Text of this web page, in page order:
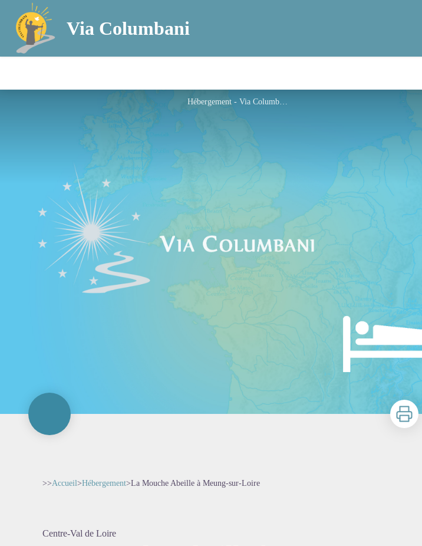
Via Columbani
Hébergement - Via Columbani
Imprimer
>>Accueil>Hébergement>La Mouche Abeille à Meung-sur-Loire
Centre-Val de Loire